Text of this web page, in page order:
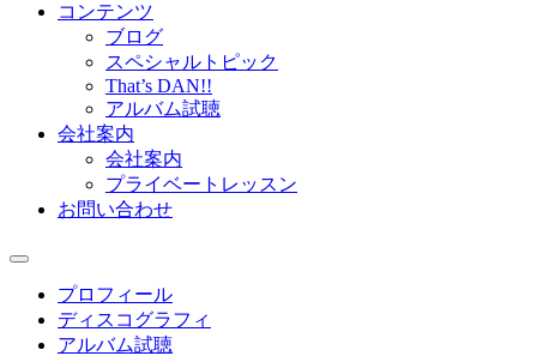
コンテンツ
ブログ
スペシャルトピック
That’s DAN!!
アルバム試聴
会社案内
会社案内
プライベートレッスン
お問い合わせ
プロフィール
ディスコグラフィ
アルバム試聴